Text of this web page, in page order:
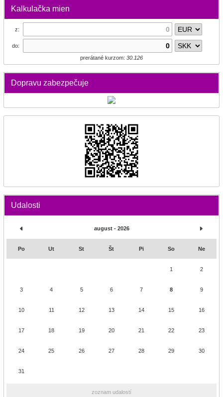
Kalkulačka mien
z:
do:
prerátané kurzom: 30.126
Dopravu zabezpečuje
Udalosti
august - 2026
Po Ut St Št Pi So Ne
1 2
3 4 5 6 7 8 9
10 11 12 13 14 15 16
17 18 19 20 21 22 23
24 25 26 27 28 29 30
31
zoznam udalostí